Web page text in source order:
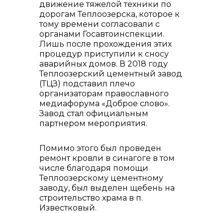
движение тяжелой техники по
дорогам Теплоозерска, которое к
тому времени согласовали с
органами Госавтоинспекции.
Лишь после прохождения этих
процедур приступили к сносу
аварийных домов. В 2018 году
Теплоозерский цементный завод
(ТЦЗ) подставил плечо
организаторам православного
медиафорума «Доброе слово».
Завод стал официальным
партнером мероприятия.
Помимо этого был проведен
ремонт кровли в синагоге в том
числе благодаря помощи
Теплоозерскому цементному
заводу, был выделен щебень на
строительство храма в п.
Известковый.